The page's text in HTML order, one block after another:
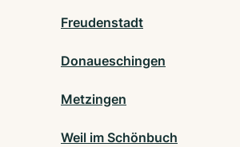
Freudenstadt
Donaueschingen
Metzingen
Weil im Schönbuch